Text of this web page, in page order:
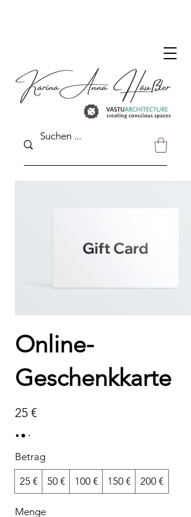
Online-
Geschenkkarte
25 €
Betrag
25 € 50 € 100 € 150 € 200 €
Menge